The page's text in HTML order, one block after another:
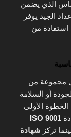
الذي يضمن
الجيد يوفر
من
مجموعة من
أو السلامة
الخطوة الأولى
ISO 9001
تركز شهادة